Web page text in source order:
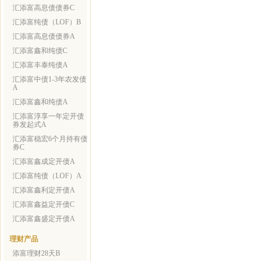
汇添富高息债债券C
汇添富纯债（LOF）B
汇添富高息债债券A
汇添富鑫和纯债C
汇添富丰泰纯债A
汇添富中债1-3年农发债
A
汇添富鑫和纯债A
汇添富淳享一年定开债
券发起式A
汇添富稳宏6个月持有债
券C
汇添富鑫成定开债A
汇添富纯债（LOF）A
汇添富鑫利定开债A
汇添富鑫益定开债C
汇添富鑫盛定开债A
理财产品
添富理财28天B